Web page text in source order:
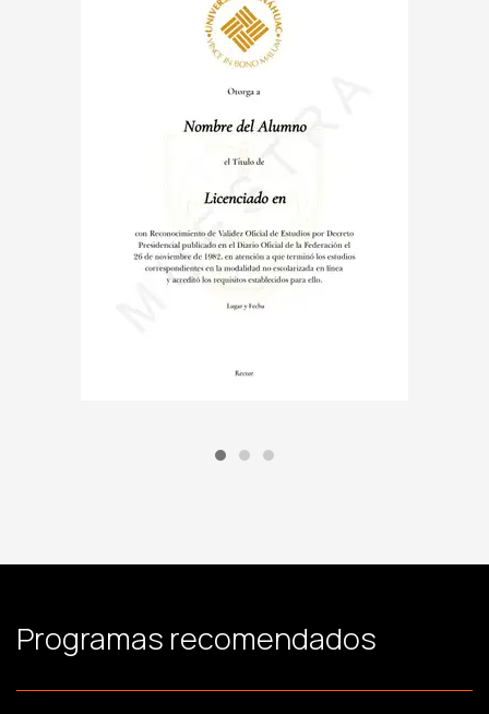
Programas recomendados